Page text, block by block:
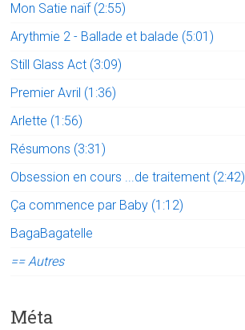
Mon Satie naïf (2:55)
Arythmie 2 - Ballade et balade (5:01)
Still Glass Act (3:09)
Premier Avril (1:36)
Arlette (1:56)
Résumons (3:31)
Obsession en cours ...de traitement (2:42)
Ça commence par Baby (1:12)
BagaBagatelle
== Autres
Méta